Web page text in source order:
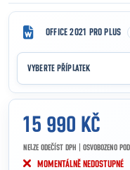
OFFICE 2021 PRO PLUS
VYBERTE PŘÍPLATEK
15 990 KČ
NELZE ODEČÍST DPH | OSVOBOZENO
Měrná cena:
MOMENTÁLNĚ NEDOSTUPNÉ